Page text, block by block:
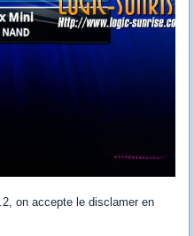
on accepte le disclamer en